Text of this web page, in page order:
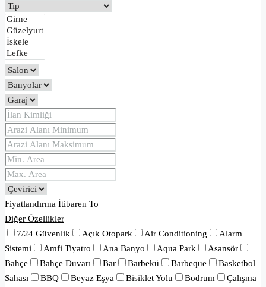
Fiyatlandırma İtibaren To
Diğer Özellikler
7/24 Güvenlik
Açık Otopark Air Conditioning
Alarm
Sistemi
Amfi Tiyatro Ana Banyo Aqua Park
Asansör
Bahçe
Bahçe Duvarı Bar Barbekü Barbeque
Basketbol
Sahası
BBQ Beyaz Eşya Bisiklet Yolu Bodrum
Çalışma